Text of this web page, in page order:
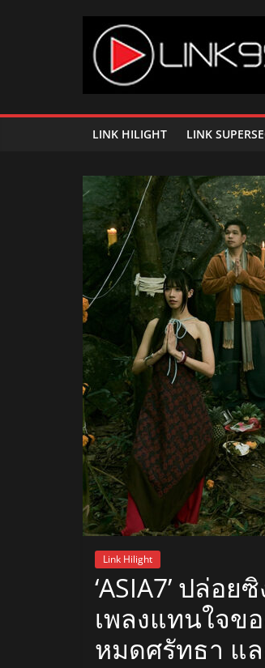
Link
95.5
คลื่น
เพลง
ฮิต
สุด
คูล
สถานี
วิทยุ
FM
ลพบุรี
สถานี
วิทยุ
ลพบุรี
วิทยุ
FM
ลพบุรี
LINK HILIGHT LINK
Link Hilight
‘ASIA7’ ปล่อย
เพลงแทนใจข
หมดศรัทธา แ